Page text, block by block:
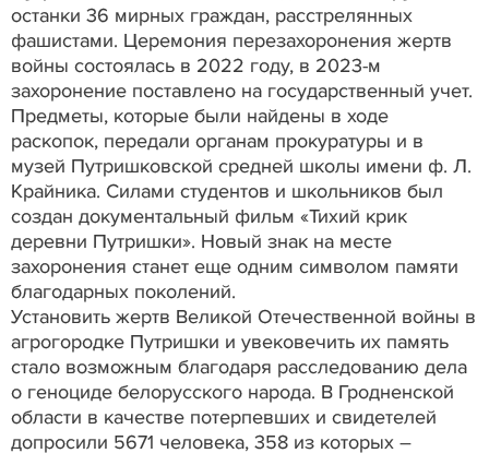
останки 36 мирных граждан, расстрелянных
фашистами. Церемония перезахоронения жертв
войны состоялась в 2022 году, в 2023-м
захоронение поставлено на государственный учет.
Предметы, которые были найдены в ходе
раскопок, передали органам прокуратуры и в
музей Путришковской средней школы имени ф. Л.
Крайника. Силами студентов и школьников был
создан документальный фильм «Тихий крик
деревни Путришки». Новый знак на месте
захоронения станет еще одним символом памяти
благодарных поколений.
Установить жертв Великой Отечественной войны в
агрогородке Путришки и увековечить их память
стало возможным благодаря расследованию дела
о геноциде белорусского народа. В Гродненской
области в качестве потерпевших и свидетелей
допросили 5671 человека, 358 из которых –